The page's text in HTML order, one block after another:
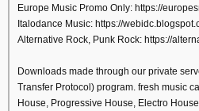
Europe Music Promo Only: https://
Italodance Music: https://
Alternative Rock, Punk Rock: https://
Downloads made through our private
Transfer Protocol) program. fresh music
House, Progressive House, Electro